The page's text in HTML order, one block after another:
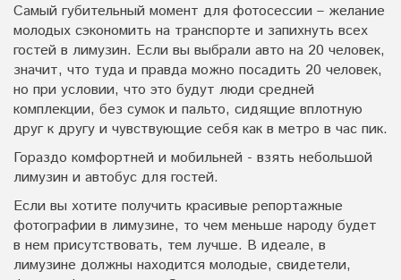
Самый губительный момент для фотосессии – желание
молодых сэкономить на транспорте и запихнуть всех
гостей в лимузин. Если вы выбрали авто на 20 человек,
значит, что туда и правда можно посадить 20 человек,
но при условии, что это будут люди средней
комплекции, без сумок и пальто, сидящие вплотную
друг к другу и чувствующие себя как в метро в час пик.
Гораздо комфортней и мобильней - взять небольшой
лимузин и автобус для гостей.
Если вы хотите получить красивые репортажные
фотографии в лимузине, то чем меньше народу будет
в нем присутствовать, тем лучше. В идеале, в
лимузине должны находится молодые, свидетели,